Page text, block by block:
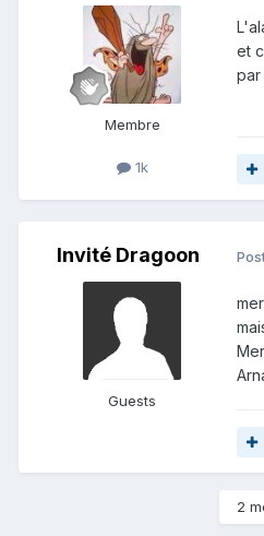
Membre
1k
et
par
Invité Dragoon
Guests
2